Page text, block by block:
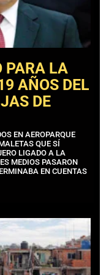
PARA LA
AÑOS DEL
DE
EN AEROPARQUE
QUE SÍ
LIGADO A LA
MEDIOS PASARON
EN CUENTAS